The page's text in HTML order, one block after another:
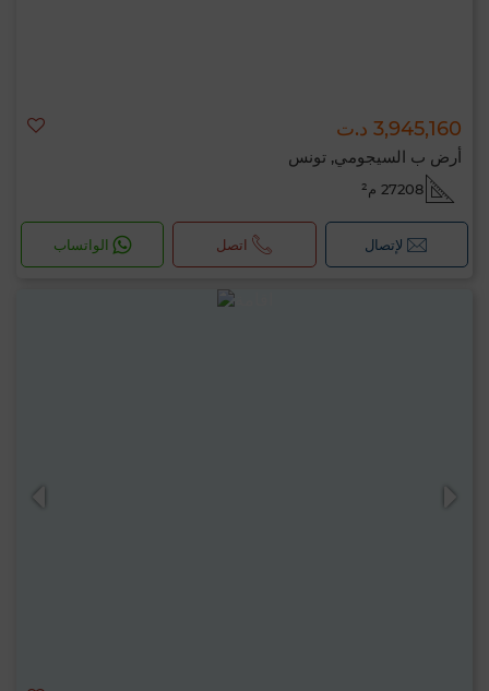
3,945,160 د.ت
أرض ب السيجومي, تونس
27208 م²
لإتصال اتصل الواتساب